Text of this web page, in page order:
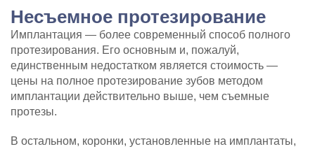
Несъемное протезирование
Имплантация — более современный способ полного
протезирования. Его основным и, пожалуй,
единственным недостатком является стоимость —
цены на полное протезирование зубов методом
имплантации действительно выше, чем съемные
протезы.
В остальном, коронки, установленные на имплантаты,